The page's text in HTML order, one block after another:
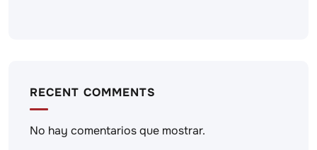
RECENT COMMENTS
No hay comentarios que mostrar.